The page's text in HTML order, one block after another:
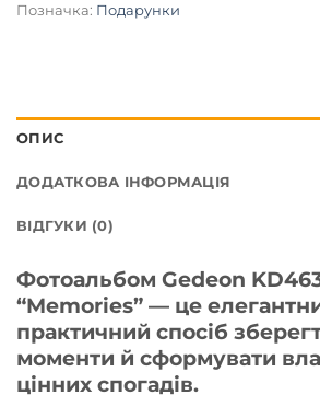
Позначка: Подарунки
ОПИС
ДОДАТКОВА ІНФОРМАЦІЯ
ВІДГУКИ (0)
Фотоальбом Gedeon
“Memories” — це
практичний спосіб
моменти й сформувати
цінних спогадів.